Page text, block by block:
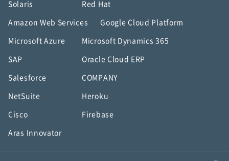
Solaris Red Hat
Amazon Web Services Google Cloud Platform
Microsoft Azure Microsoft Dynamics 365
SAP Oracle Cloud ERP
Salesforce COMPANY
NetSuite Heroku
Cisco Firebase
Aras Innovator